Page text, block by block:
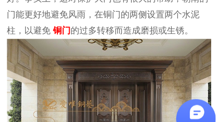
门能更好地避免风雨，在铜门的两侧设置两个水泥
柱，以避免铜门 的过多转移而造成磨损或生锈。